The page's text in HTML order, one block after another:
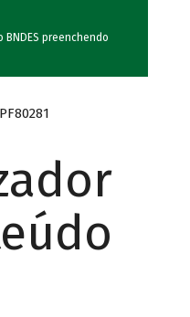
preenchendo